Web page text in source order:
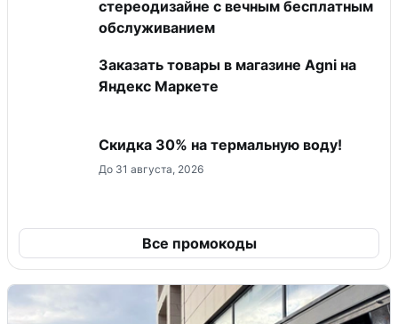
стереодизайне с вечным бесплатным
обслуживанием
Заказать товары в магазине Agni на
Яндекс Маркете
Скидка 30% на термальную воду!
До 31 августа, 2026
Все промокоды